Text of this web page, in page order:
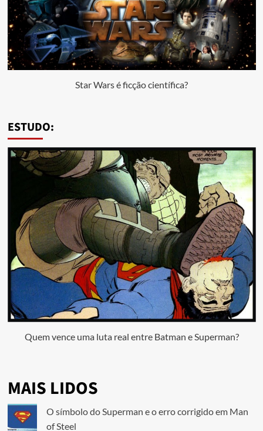
Star Wars é ficção científica?
ESTUDO:
Quem vence uma luta real entre Batman e Superman?
MAIS LIDOS
O símbolo do Superman e o erro corrigido em Man
of Steel